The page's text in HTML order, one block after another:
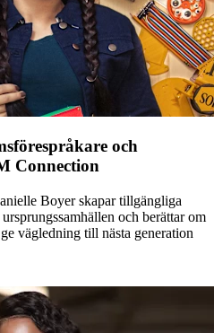
och
Connection
Boyer skapar tillgängliga
och berättar om
vägledning till nästa generation